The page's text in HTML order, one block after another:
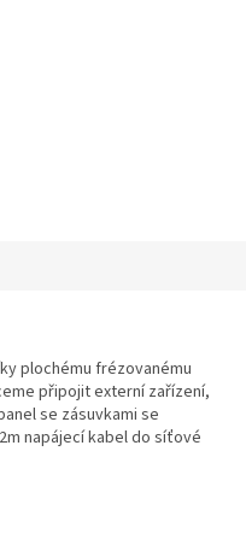
plochému frézovanému
připojit externí zařízení,
se zásuvkami se
napájecí kabel do síťové